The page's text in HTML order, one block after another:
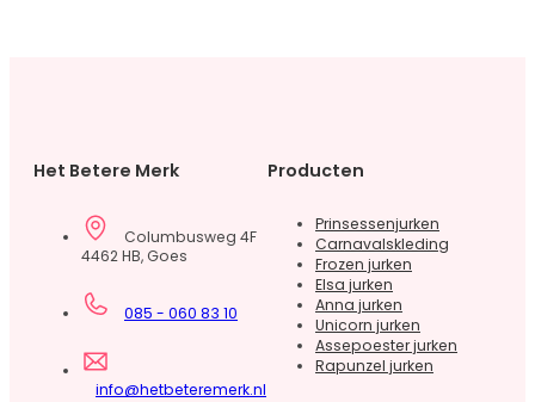
Het Betere Merk
Columbusweg 4F
4462 HB, Goes
085 - 060 83 10
info@hetbeteremerk.nl
Producten
Prinsessenjurken
Carnavalskleding
Frozen jurken
Elsa jurken
Anna jurken
Unicorn jurken
Assepoester jurken
Rapunzel jurken